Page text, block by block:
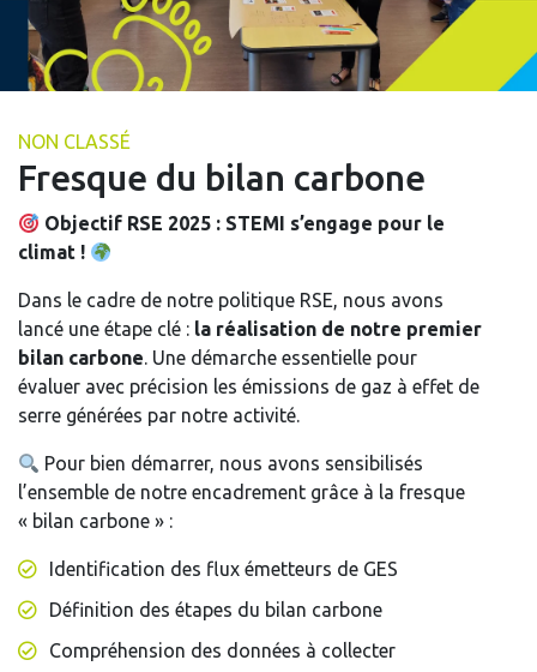
NON CLASSÉ
Fresque du bilan carbone
Objectif RSE 2025 : STEMI s’engage pour le
climat !
Dans le cadre de notre politique RSE, nous avons
lancé une étape clé : la réalisation de notre premier
bilan carbone. Une démarche essentielle pour
évaluer avec précision les émissions de gaz à effet de
serre générées par notre activité.
Pour bien démarrer, nous avons sensibilisés
l’ensemble de notre encadrement grâce à la fresque
« bilan carbone » :
Identification des flux émetteurs de GES
Définition des étapes du bilan carbone
Compréhension des données à collecter